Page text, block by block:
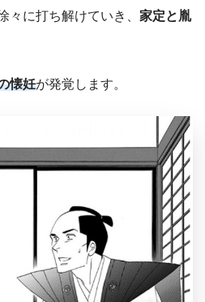
々に打ち解けていき、 家定と胤
懐妊が発覚します。